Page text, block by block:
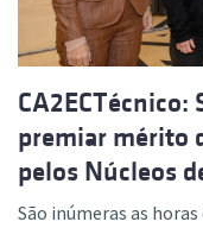
premiar mérito
pelos Núcleos
São inúmeras as